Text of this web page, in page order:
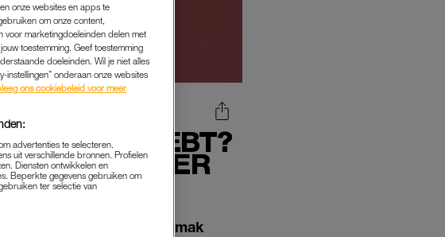
NODIG HEBT?
MAKKELIJKER
doet. Want op je gemak
onze websites en apps te
om onze content,
voor marketingdoeleinden delen met
toestemming. Geef toestemming
doeleinden. Wil je niet alles
instellingen” onderaan onze websites
ons cookiebeleid voor meer
advertenties te selecteren.
uit verschillende bronnen. Profielen
Diensten ontwikkelen en
Beperkte gegevens gebruiken om
ter selectie van